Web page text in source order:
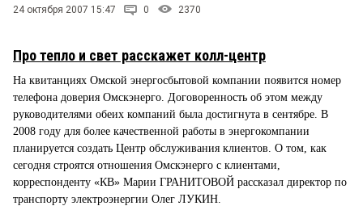
24 октября 2007 15:47 0 2370
Про тепло и свет расскажет колл-центр
На квитанциях Омской энергосбытовой компании появится номер
телефона доверия Омскэнерго. Договоренность об этом между
руководителями обеих компаний была достигнута в сентябре. В
2008 году для более качественной работы в энергокомпании
планируется создать Центр обслуживания клиентов. О том, как
сегодня строятся отношения Омскэнерго с клиентами,
корреспонденту «КВ» Марии ГРАНИТОВОЙ рассказал директор по
транспорту электроэнергии Олег ЛУКИН.